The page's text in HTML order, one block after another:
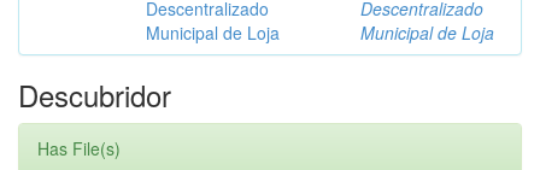
Descentralizado
Municipal de Loja
Descentralizado
Municipal de Loja
Descubridor
Has File(s)